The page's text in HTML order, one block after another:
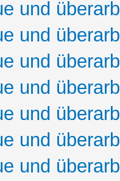
und
und
und
und
und
und
und